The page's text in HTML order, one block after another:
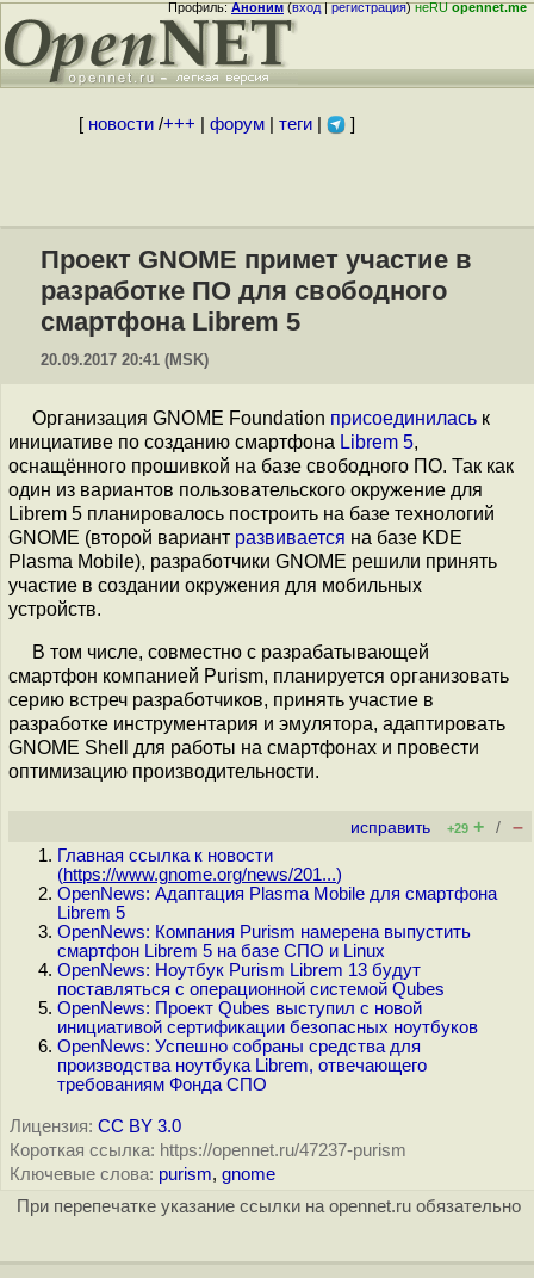
Профиль:Аноним(вход|регистрация)неRUopennet.me
[ новости/+++ форум| теги| ]
Проект GNOME примет участие в
разработке ПО для свободного
смартфона Librem 5
20.09.2017 20:41 (MSK)
Организация GNOME Foundation присоединилась к
инициативе по созданию смартфона Librem 5,
оснащённого прошивкой на базе свободного ПО. Так как
один из вариантов пользовательского окружение для
Librem 5 планировалось построить на базе технологий
GNOME (второй вариант развивается на базе KDE
Plasma Mobile), разработчики GNOME решили принять
участие в создании окружения для мобильных
устройств.
В том числе, совместно с разрабатывающей
смартфон компанией Purism, планируется организовать
серию встреч разработчиков, принять участие в
разработке инструментария и эмулятора, адаптировать
GNOME Shell для работы на смартфонах и провести
оптимизацию производительности.
исправить +29 + / –
Главная ссылка к новости
(https://www.gnome.org/news/201...)
OpenNews: Адаптация Plasma Mobile для смартфона
Librem 5
OpenNews: Компания Purism намерена выпустить
смартфон Librem 5 на базе СПО и Linux
OpenNews: Ноутбук Purism Librem 13 будут
поставляться с операционной системой Qubes
OpenNews: Проект Qubes выступил с новой
инициативой сертификации безопасных ноутбуков
OpenNews: Успешно собраны средства для
производства ноутбука Librem, отвечающего
требованиям Фонда СПО
Лицензия: CC BY 3.0
Короткая ссылка: https://opennet.ru/47237-purism
Ключевые слова: purism, gnome
При перепечатке указание ссылки на opennet.ru обязательно